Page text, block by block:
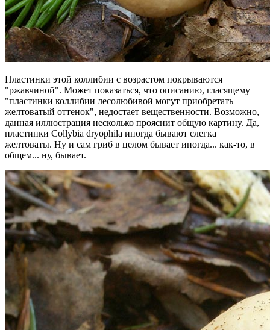
Пластинки этой коллибии с возрастом покрываются
"ржавчиной". Может показаться, что описанию, гласящему
"пластинки коллибии лесолюбивой могут приобретать
желтоватый оттенок", недостает вещественности. Возможно,
данная иллюстрация несколько прояснит общую картину. Да,
пластинки Collybia dryophila иногда бывают слегка
желтоваты. Ну и сам гриб в целом бывает иногда... как-то, в
общем... ну, бывает.